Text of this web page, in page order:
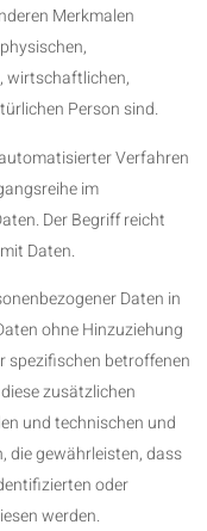
Merkmalen
wirtschaftlichen,
Person sind.
Verfahren
im
Der Begriff reicht
Daten.
Daten in
ohne Hinzuziehung
spezifischen betroffenen
zusätzlichen
und technischen und
die gewährleisten, dass
oder
werden.